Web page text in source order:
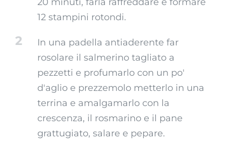
12 stampini rotondi.
2
In una padella antiaderente far
rosolare il salmerino tagliato a
pezzetti e profumarlo con un po'
d'aglio e prezzemolo metterlo in una
terrina e amalgamarlo con la
crescenza, il rosmarino e il pane
grattugiato, salare e pepare.